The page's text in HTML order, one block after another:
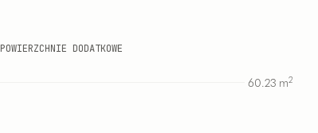
POWIERZCHNIE DODATKOWE
60.23 m2